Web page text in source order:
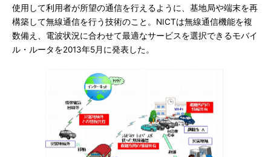
使用して利用者が所望の通信を行えるように、基地局や端末を再
構築して無線通信を行う技術のこと。NICTは無線通信機能を複
数備え、電波状況に合わせて最適なサービスを選択できるモバイ
ル・ルータを2013年5月に発表した。